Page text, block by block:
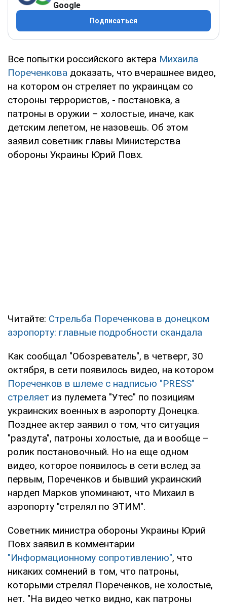
Google
Подписаться
Все попытки российского актера Михаила
Пореченкова доказать, что вчерашнее видео,
на котором он стреляет по украинцам со
стороны террористов, - постановка, а
патроны в оружии – холостые, иначе, как
детским лепетом, не назовешь. Об этом
заявил советник главы Министерства
обороны Украины Юрий Повх.
Читайте: Стрельба Пореченкова в донецком
аэропорту: главные подробности скандала
Как сообщал "Обозреватель", в четверг, 30
октября, в сети появилось видео, на котором
Пореченков в шлеме с надписью "PRESS"
стреляет из пулемета "Утес" по позициям
украинских военных в аэропорту Донецка.
Позднее актер заявил о том, что ситуация
"раздута", патроны холостые, да и вообще –
ролик постановочный. Но на еще одном
видео, которое появилось в сети вслед за
первым, Пореченков и бывший украинский
нардеп Марков упоминают, что Михаил в
аэропорту "стрелял по ЭТИМ".
Советник министра обороны Украины Юрий
Повх заявил в комментарии
"Информационному сопротивлению", что
никаких сомнений в том, что патроны,
которыми стрелял Пореченков, не холостые,
нет. "На видео четко видно, как патроны